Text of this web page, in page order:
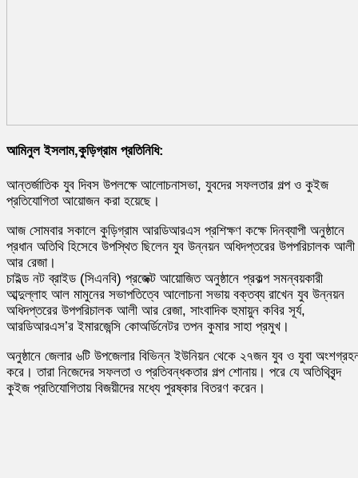
আমিনুল ইসলাম,কুড়িগ্রাম প্রতিনিধি:
আন্তর্জাতিক যুব দিবস উপলক্ষে আলোচনাসভা, যুবদের সফলতার গল্প ও কুইজ
প্রতিযোগিতা আয়োজন করা হয়েছে।
আজ সোমবার সকালে কুড়িগ্রাম আরডিআরএস প্রশিক্ষণ কক্ষে দিনব্যাপী অনুষ্ঠানে
প্রধান অতিথি হিসেবে উপস্থিত ছিলেন যুব উন্নয়ন অধিদপ্তরের উপপরিচালক আলী
আর রেজা।
চাইল্ড নট ব্রাইড (সিএনবি) প্রজেক্ট আয়োজিত অনুষ্ঠানে প্রকল্প সমন্বয়কারী
আব্দুল্লাহ আল মামুনের সভাপতিত্বে আলোচনা সভায় বক্তব্য রাখেন যুব উন্নয়ন
অধিদপ্তরের উপপরিচালক আলী আর রেজা, সাংবাদিক হুমায়ুন কবির সূর্য,
আরডিআরএস’র ইমারজেন্সি কোঅর্ডিনেটর তপন কুমার সাহা প্রমুখ।
অনুষ্ঠানে জেলার ৬টি উপজেলার বিভিন্ন ইউনিয়ন থেকে ২৭জন যুব ও যুবা
করে। তারা নিজেদের সফলতা ও প্রতিবন্ধকতার গল্প শোনায়। পরে যে অতিথিবৃন্দ
কুইজ প্রতিযোগিতায় বিজয়ীদের মধ্যে পুরষ্কার বিতরণ করেন।